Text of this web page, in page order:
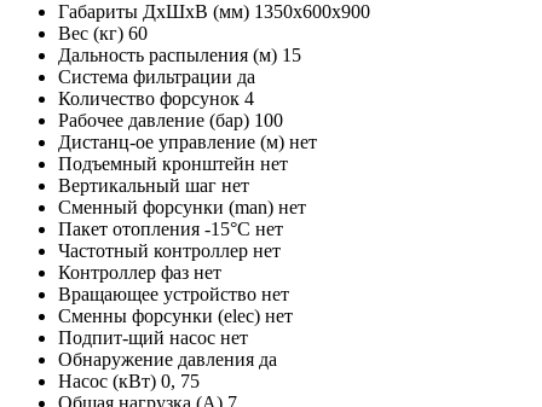
Габариты ДxШxВ (мм) 1350x600x900
Вес (кг) 60
Дальность распыления (м) 15
Система фильтрации да
Количество форсунок 4
Рабочее давление (бар) 100
Дистанц-ое управление (м) нет
Подъемный кронштейн нет
Вертикальный шаг нет
Сменный форсунки (man) нет
Пакет отопления -15°C нет
Частотный контроллер нет
Контроллер фаз нет
Вращающее устройство нет
Сменны форсунки (elec) нет
Подпит-щий насос нет
Обнаружение давления да
Насос (кВт) 0, 75